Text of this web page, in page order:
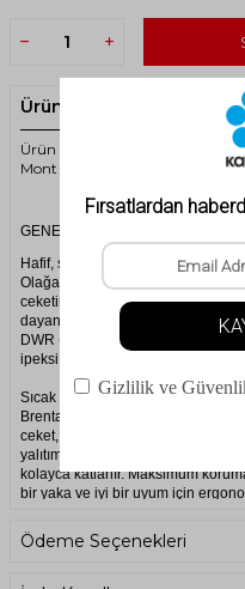
Ürün Açıklaması
Ürün kodu: 00-0000027884 -
Mont
GENEL BAKIŞ
Hafif, su itici, katlanabilir sıcaklık
Olağanüstü hafif, rüzgara
ceketimiz o kadar rahat bir 550
dayanıklı mat naylon dış kumaş,
DWR (dayanıklı su itici) kumaş
ipeksi tüy geçirmez tafta astar
Sıcak dış katman/yalıtımlı orta
Brenta Group'un adını taşıyan
ceket, tek başına sıcak bir dış
yalıtım sağlayan bir orta katman
kolayca katlanır. Maksimum
bir yaka ve iyi bir uyum için
etek ucu ve kapüşondaki esnek
tutmaya yardımcı olur. İki fermuarlı
ÖZELLİKLER:
Ödeme Seçenekleri